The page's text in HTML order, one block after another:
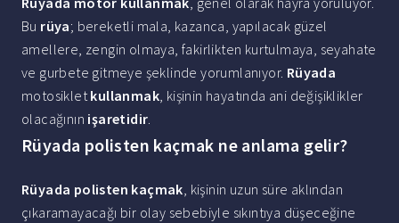
Bu rüya; bereketli mala, kazanca, yapılacak güzel
amellere, zengin olmaya, fakirlikten kurtulmaya, seyahate
ve gurbete gitmeye şeklinde yorumlanıyor. Rüyada
motosikletkullanmak, kişinin hayatında ani değişiklikler
olacağının işaretidir.
Rüyada polisten kaçmak ne anlama gelir?
Rüyada polisten kaçmak, kişinin uzun süre aklından
çıkaramayacağı bir olay sebebiyle sıkıntıya düşeceğine